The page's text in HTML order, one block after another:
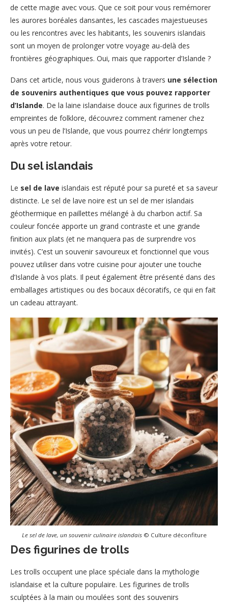
de cette magie avec vous. Que ce soit pour vous remémorer
les aurores boréales dansantes, les cascades majestueuses
ou les rencontres avec les habitants, les souvenirs islandais
sont un moyen de prolonger votre voyage au-delà des
frontières géographiques. Oui, mais que rapporter d’Islande ?
Dans cet article, nous vous guiderons à travers une sélection
de souvenirs authentiques que vous pouvez rapporter
d’Islande. De la laine islandaise douce aux figurines de trolls
empreintes de folklore, découvrez comment ramener chez
vous un peu de l’Islande, que vous pourrez chérir longtemps
après votre retour.
Du sel islandais
Le sel de lave islandais est réputé pour sa pureté et sa saveur
distincte. Le sel de lave noire est un sel de mer islandais
géothermique en paillettes mélangé à du charbon actif. Sa
couleur foncée apporte un grand contraste et une grande
finition aux plats (et ne manquera pas de surprendre vos
invités). C’est un souvenir savoureux et fonctionnel que vous
pouvez utiliser dans votre cuisine pour ajouter une touche
d’Islande à vos plats. Il peut également être présenté dans des
emballages artistiques ou des bocaux décoratifs, ce qui en fait
un cadeau attrayant.
Le sel de lave, un souvenir culinaire islandais© Culture déconfiture
Des figurines de trolls
Les trolls occupent une place spéciale dans la mythologie
islandaise et la culture populaire. Les figurines de trolls
sculptées à la main ou moulées sont des souvenirs